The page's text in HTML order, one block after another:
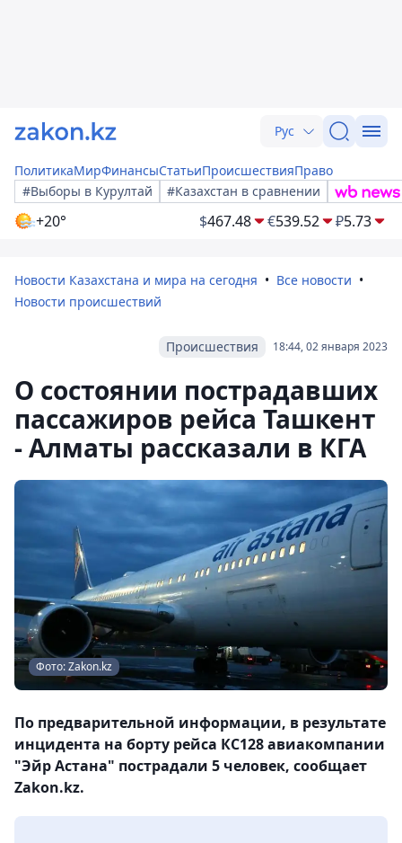
Рус
ПолитикаМирФинансыСтатьиПроисшествияПраво
#Выборы в Курултай
#Казахстан в сравнении
+20° $467.48 €539.52 ₽5.73
Новости Казахстана и мира на сегодня
Все новости
Новости происшествий
18:44, 02 января 2023
Происшествия
О состоянии пострадавших
пассажиров рейса Ташкент
- Алматы рассказали в КГА
Фото: Zakon.kz
По предварительной информации, в результате
инцидента на борту рейса КС128 авиакомпании
"Эйр Астана" пострадали 5 человек, сообщает
Zakon.kz.